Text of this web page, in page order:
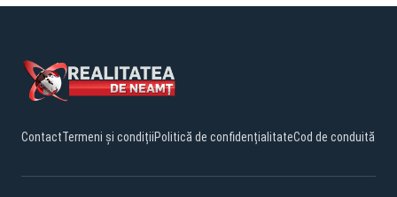
ContactTermeni și condițiiPolitică de confidențialitateCod de conduită